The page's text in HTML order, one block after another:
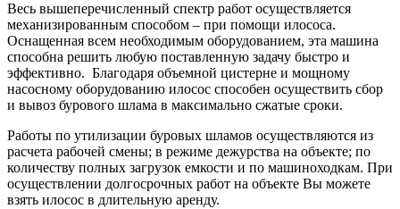
Весь вышеперечисленный спектр работ осуществляется
механизированным способом – при помощи илососа.
Оснащенная всем необходимым оборудованием, эта машина
способна решить любую поставленную задачу быстро и
эффективно. Благодаря объемной цистерне и мощному
насосному оборудованию илосос способен осуществить сбор
и вывоз бурового шлама в максимально сжатые сроки.
Работы по утилизации буровых шламов осуществляются из
расчета рабочей смены; в режиме дежурства на объекте; по
количеству полных загрузок емкости и по машиноходкам. При
осуществлении долгосрочных работ на объекте Вы можете
взять илосос в длительную аренду.